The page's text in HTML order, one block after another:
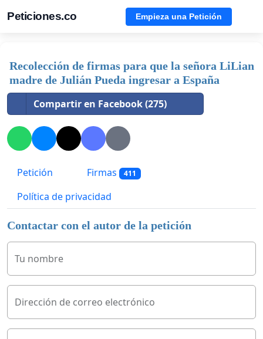
Peticiones.co Empieza una Petición
Recolección de firmas para que la señora LiLian
madre de Julián Pueda ingresar a España
Compartir en Facebook (275)
Petición Firmas 411
Política de privacidad
Contactar con el autor de la petición
Tu nombre
Dirección de correo electrónico